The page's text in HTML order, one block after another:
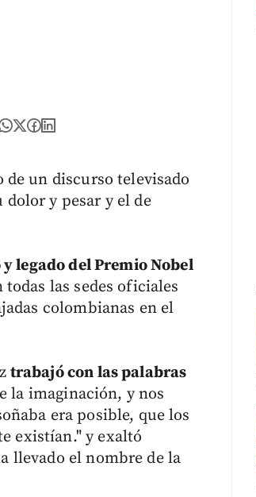
de un discurso televisado
dolor y pesar y el de
legado del Premio Nobel
las sedes oficiales
colombianas en el
trabajó con las palabras
la imaginación, y nos
era posible, que los
existían." y exaltó
llevado el nombre de la